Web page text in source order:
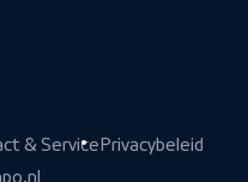
& Service Privacybeleid